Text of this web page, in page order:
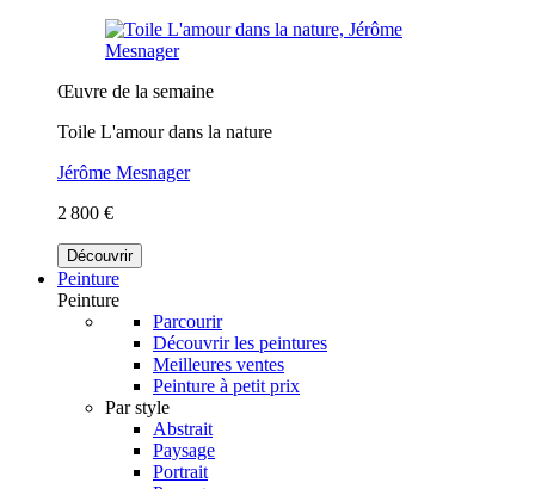
Œuvre de la semaine
Toile L'amour dans la nature
Jérôme Mesnager
2 800 €
Découvrir
Peinture
Peinture
Parcourir
Découvrir les peintures
Meilleures ventes
Peinture à petit prix
Par style
Abstrait
Paysage
Portrait